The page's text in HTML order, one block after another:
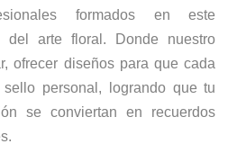
formados en este
del arte floral. Donde nuestro
ofrecer diseños para que cada
personal, logrando que tu
se conviertan en recuerdos